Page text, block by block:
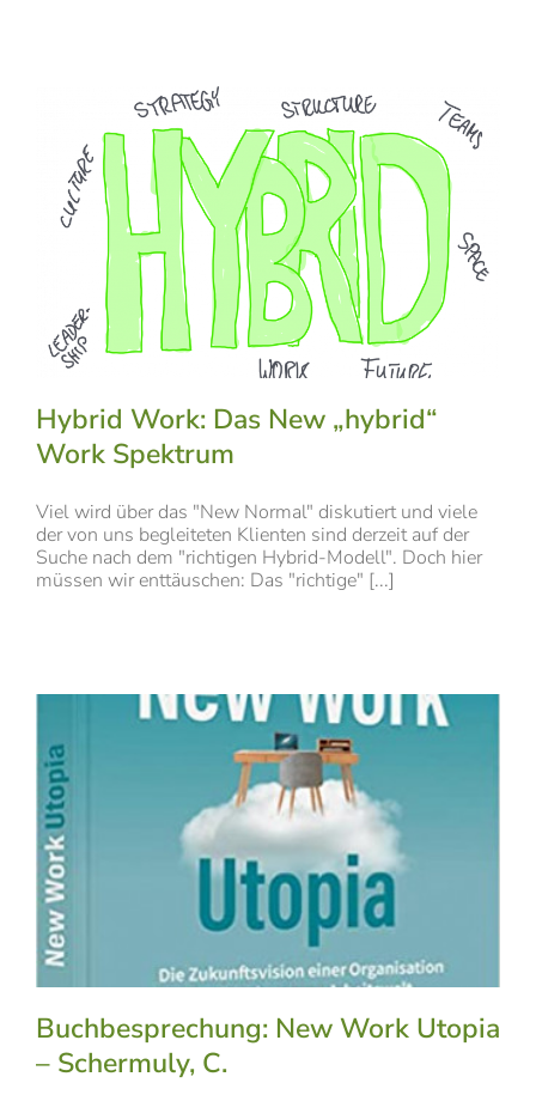
Hybrid Work: Das New „hybrid“
Work Spektrum
Viel wird über das "New Normal" diskutiert und viele
der von uns begleiteten Klienten sind derzeit auf der
Suche nach dem "richtigen Hybrid-Modell". Doch hier
müssen wir enttäuschen: Das "richtige" [...]
Buchbesprechung: New Work Utopia
– Schermuly, C.